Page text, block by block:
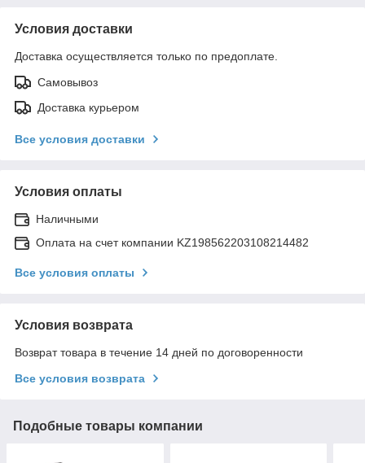
Условия доставки
Доставка осуществляется только по предоплате.
Самовывоз
Доставка курьером
Все условия доставки
Условия оплаты
Наличными
Оплата на счет компании KZ198562203108214482
Все условия оплаты
Условия возврата
Возврат товара в течение 14 дней по договоренности
Все условия возврата
Подобные товары компании